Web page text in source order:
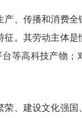
、传播和消费
。其劳动主体
等高科技产物；
、建设文化强国